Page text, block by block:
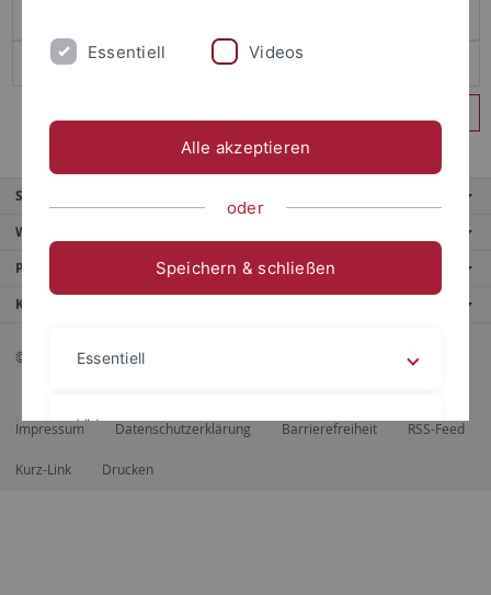
Service
Weitere Angebote
Portale
Kontaktinfo
© 2026 Eberhard Karls Universität Tübingen, Tübingen
Impressum Datenschutzerklärung Barrierefreiheit RSS-Feed
Kurz-Link Drucken
Essentiell Videos
Alle akzeptieren
oder
Speichern & schließen
Essentiell
Videos